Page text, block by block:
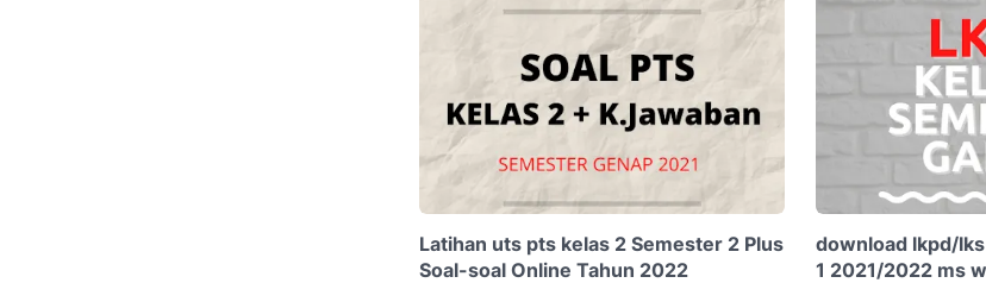
Latihan uts pts kelas 2 Semester 2 Plus
Soal-soal Online Tahun 2022
download lkpd/
1 2021/2022 ms